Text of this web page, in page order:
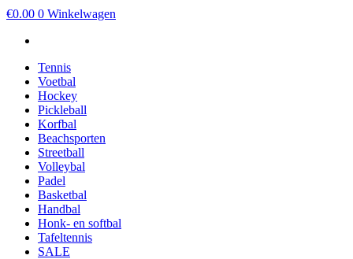
€0.00 0 Winkelwagen
Tennis
Voetbal
Hockey
Pickleball
Korfbal
Beachsporten
Streetball
Volleybal
Padel
Basketbal
Handbal
Honk- en softbal
Tafeltennis
SALE